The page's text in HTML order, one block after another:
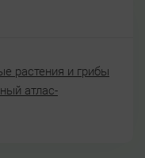
растения и грибы
атлас-